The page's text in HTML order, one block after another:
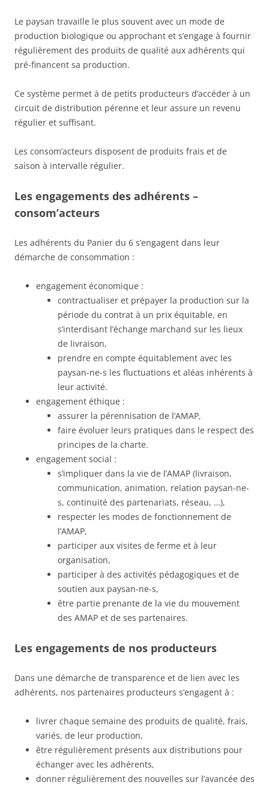
Le paysan travaille le plus souvent avec un mode de
production biologique ou approchant et s’engage à fournir
régulièrement des produits de qualité aux adhérents qui
pré-financent sa production.
Ce système permet à de petits producteurs d’accéder à un
circuit de distribution pérenne et leur assure un revenu
régulier et suffisant.
Les consom’acteurs disposent de produits frais et de
saison à intervalle régulier.
Les engagements des adhérents –
consom’acteurs
Les adhérents du Panier du 6 s’engagent dans leur
démarche de consommation :
engagement économique :
contractualiser et prépayer la production sur la
période du contrat à un prix équitable, en
s’interdisant l’échange marchand sur les lieux
de livraison,
prendre en compte équitablement avec les
paysan-ne-s les fluctuations et aléas inhérents à
leur activité.
engagement éthique :
assurer la pérennisation de l’AMAP,
faire évoluer leurs pratiques dans le respect des
principes de la charte.
engagement social :
s’impliquer dans la vie de l’AMAP (livraison,
communication, animation, relation paysan-ne-
s, continuité des partenariats, réseau, …),
respecter les modes de fonctionnement de
l’AMAP,
participer aux visites de ferme et à leur
organisation,
participer à des activités pédagogiques et de
soutien aux paysan-ne-s,
être partie prenante de la vie du mouvement
des AMAP et de ses partenaires.
Les engagements de nos producteurs
Dans une démarche de transparence et de lien avec les
adhérents, nos partenaires producteurs s’engagent à :
livrer chaque semaine des produits de qualité, frais,
variés, de leur production,
être régulièrement présents aux distributions pour
échanger avec les adhérents,
donner régulièrement des nouvelles sur l’avancée des